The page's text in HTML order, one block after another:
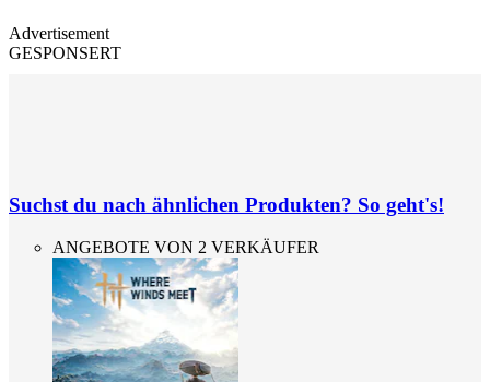
Advertisement
GESPONSERT
Suchst du nach ähnlichen Produkten? So geht's!
ANGEBOTE VON 2 VERKÄUFER